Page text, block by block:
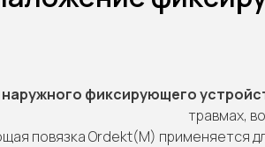
фиксирующего
травмах,
повязка Ordekt(M) применяется